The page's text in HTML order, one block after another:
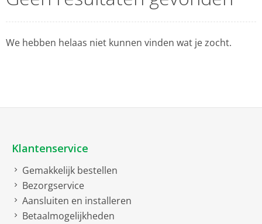
We hebben helaas niet kunnen vinden wat je zocht.
Klantenservice
Gemakkelijk bestellen
Bezorgservice
Aansluiten en installeren
Betaalmogelijkheden